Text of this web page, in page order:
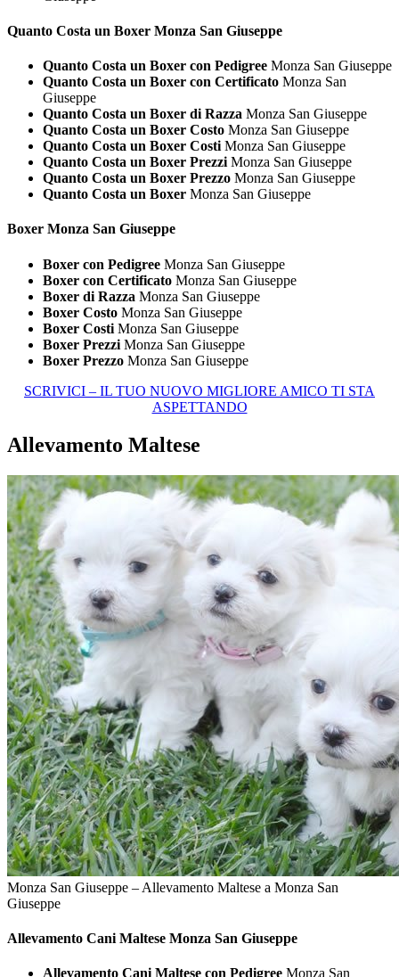
Quanto Costa un Boxer Monza San Giuseppe
Quanto Costa un Boxer con Pedigree Monza San Giuseppe
Quanto Costa un Boxer con Certificato Monza San
Giuseppe
Quanto Costa un Boxer di Razza Monza San Giuseppe
Quanto Costa un Boxer Costo Monza San Giuseppe
Quanto Costa un Boxer Costi Monza San Giuseppe
Quanto Costa un Boxer Prezzi Monza San Giuseppe
Quanto Costa un Boxer Prezzo Monza San Giuseppe
Quanto Costa un Boxer Monza San Giuseppe
Boxer Monza San Giuseppe
Boxer con Pedigree Monza San Giuseppe
Boxer con Certificato Monza San Giuseppe
Boxer di Razza Monza San Giuseppe
Boxer Costo Monza San Giuseppe
Boxer Costi Monza San Giuseppe
Boxer Prezzi Monza San Giuseppe
Boxer Prezzo Monza San Giuseppe
SCRIVICI – IL TUO NUOVO MIGLIORE AMICO TI STA
ASPETTANDO
Allevamento Maltese
Monza San Giuseppe – Allevamento Maltese a Monza San
Giuseppe
Allevamento Cani Maltese Monza San Giuseppe
Allevamento Cani Maltese con Pedigree Monza San